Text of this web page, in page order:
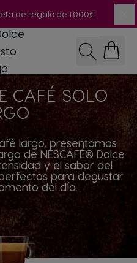
de regalo de 1.000€
BUSCAR
CAFÉ SOLO
largo, presentamos
de NESCAFÉ® Dolce
y el sabor del
para degustar
del día.